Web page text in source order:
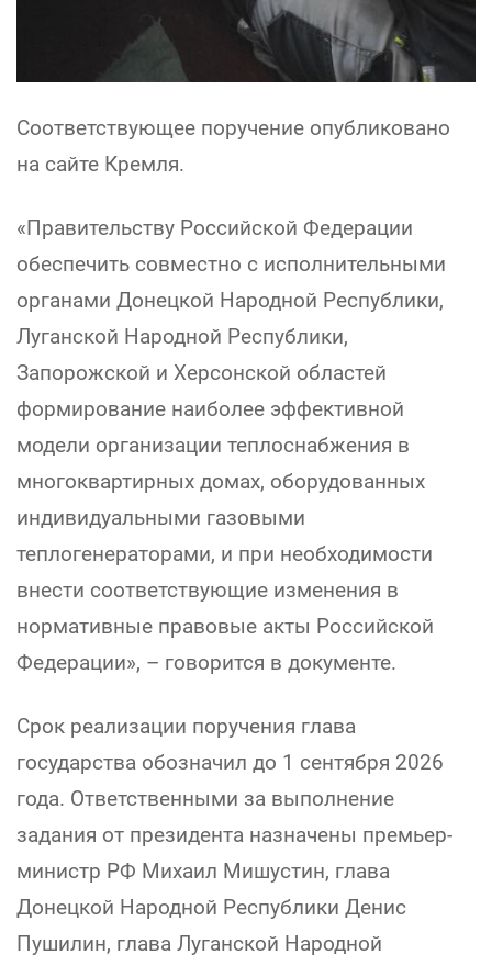
Соответствующее поручение опубликовано
на сайте Кремля.
«Правительству Российской Федерации
обеспечить совместно с исполнительными
органами Донецкой Народной Республики,
Луганской Народной Республики,
Запорожской и Херсонской областей
формирование наиболее эффективной
модели организации теплоснабжения в
многоквартирных домах, оборудованных
индивидуальными газовыми
теплогенераторами, и при необходимости
внести соответствующие изменения в
нормативные правовые акты Российской
Федерации», – говорится в документе.
Срок реализации поручения глава
государства обозначил до 1 сентября 2026
года. Ответственными за выполнение
задания от президента назначены премьер-
министр РФ Михаил Мишустин, глава
Донецкой Народной Республики Денис
Пушилин, глава Луганской Народной